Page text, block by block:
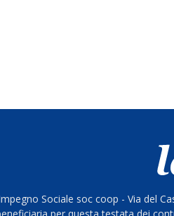
Sociale soc coop - Via del